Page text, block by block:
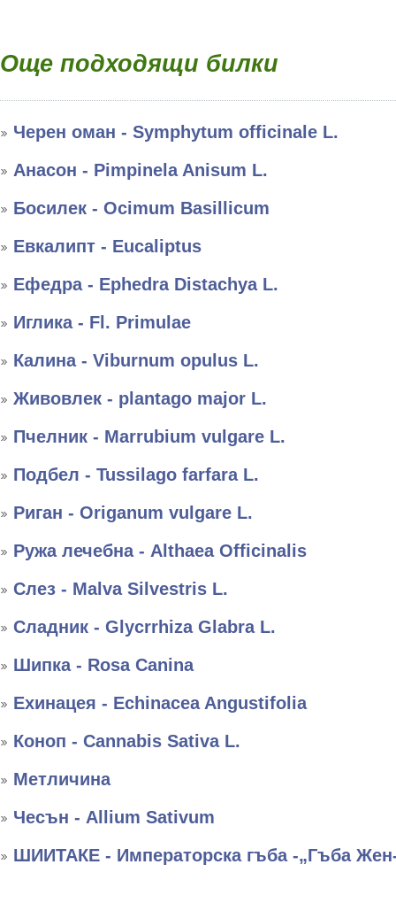
Още подходящи билки
Черен оман - Symphytum officinale L.
Анасон - Pimpinela Anisum L.
Босилек - Ocimum Basillicum
Евкалипт - Eucaliptus
Ефедра - Ephedra Distachya L.
Иглика - Fl. Primulae
Калина - Viburnum opulus L.
Живовлек - plantago major L.
Пчелник - Marrubium vulgare L.
Подбел - Tussilago farfara L.
Риган - Оriganum vulgare L.
Ружа лечебна - Althaea Officinalis
Слез - Malva Silvestris L.
Сладник - Glycrrhiza Glabra L.
Шипка - Rosa Canina
Ехинацея - Echinacea Angustifolia
Коноп - Cannabis Sativa L.
Метличина
Чесън - Allium Sativum
ШИИТАКЕ - Императорска гъба -„Гъба